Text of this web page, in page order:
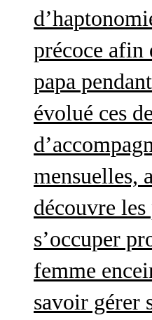
précoce afin
papa
évolué ces
mensuelles,
découvre
s’occuper
femme
savoir gérer